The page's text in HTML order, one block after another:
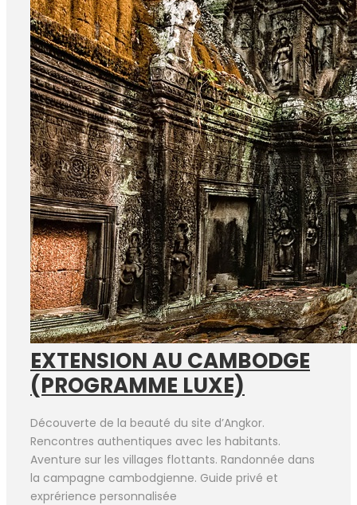
EXTENSION AU CAMBODGE
(PROGRAMME LUXE)
Découverte de la beauté du site d’Angkor.
Rencontres authentiques avec les habitants.
Aventure sur les villages flottants. Randonnée dans
la campagne cambodgienne. Guide privé et
exprérience personnalisée